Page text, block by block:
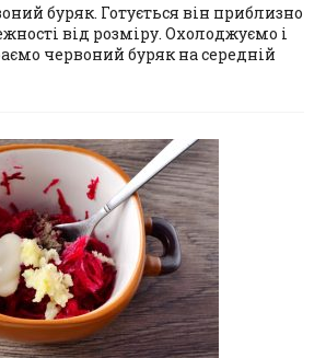
буряк. Готується він приблизно
від розміру. Охолоджуємо і
червоний буряк на середній